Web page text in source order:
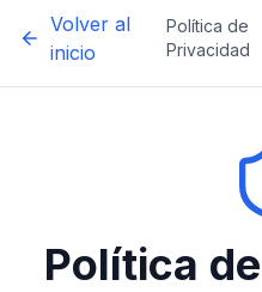
Volver al
inicio
Política de
Privacidad
Política